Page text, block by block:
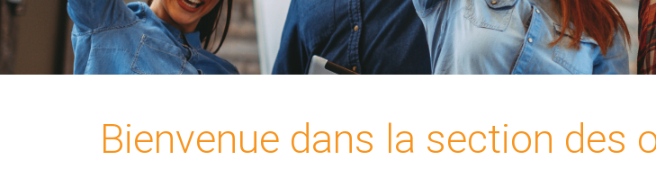
Bienvenue dans la section des